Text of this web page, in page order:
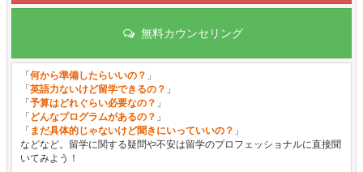
無料カウンセリング
「何から準備したらいいの？ 」
「英語力ないけど留学できるの？ 」
「予算はどれぐらい必要なの？ 」
「 どんなプログラムがあるの？ 」
「 まだ具体的じゃないけど聞きにいっていいの？ 」
などなど。留学に関する疑問や不安は留学のプロフェッショナルに直接聞
いてみよう！